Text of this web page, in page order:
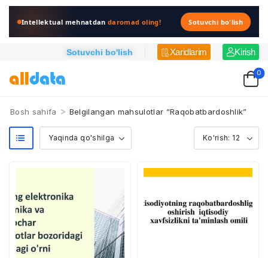
Intellektual mehnatdandaromad oling! Sotuvchi bo'lish
Sotuvchi bo'lish Xaridlarim Kirish
0
Bosh sahifa > Belgilangan mahsulotlar “Raqobatbardoshlik”